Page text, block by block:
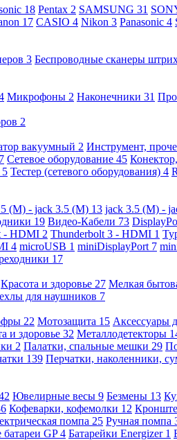
18 Pentax 2 SAMSUNG 31
17 CASIO 4 Nikon 3 Panasonic 4
3 Беспроводные сканеры
Микрофоны 2 Наконечники 31
2
вакуумный 2 Инструмент,
7 Сетевое оборудование 45
5 Тестер (сетевого оборудования) 4
(M) - jack 3.5 (M) 13 jack 3.5 (M) -
19 Видео-Кабели 73
- HDMI 2 Thunderbolt 3 - HDMI 1
4 microUSB 1 miniDisplayPort 7
17
Красота и здоровье 27 Мелкая
для наушников 7
22 Мотозащита 15 Аксессуары
и здоровье 32 Металлодетекторы
2 Палатки, спальные мешки 29
139 Перчатки, наколенники,
Ювелирные весы 9 Безмены 13
Кофеварки, кофемолки 12
помпа 25 Ручная помпа
GP4 Батарейки Energizer 1